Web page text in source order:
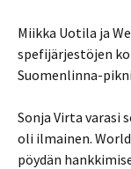
Miikka Uotila ja
spefijärjestöjen
Suomenlinna-
Sonja Virta varasi
oli ilmainen.
pöydän